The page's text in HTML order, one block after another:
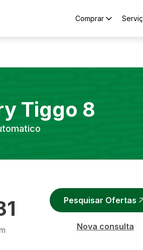
Comprar
Tiggo 8
Pesquisar Ofertas
Nova consulta